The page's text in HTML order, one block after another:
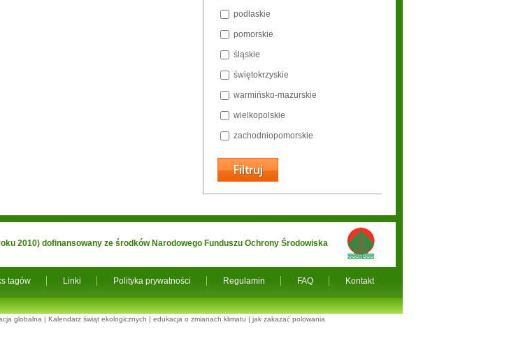
podlaskie
pomorskie
śląskie
świętokrzyskie
warmińsko-mazurskie
wielkopolskie
zachodniopomorskie
tagów Linki Polityka prywatności Regulamin FAQ Kontakt
2010) dofinansowany ze środków Narodowego Funduszu Ochrony Środowiska
globalna | Kalendarz świąt ekologicznych | edukacja o zmianach klimatu | jak zakazać polowania